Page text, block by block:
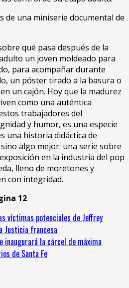
de una miniserie documental de
qué pasa después de la
un joven moldeado para
para acompañar durante
un póster tirado a la basura o
un cajón. Hoy que la madurez
como una auténtica
trabajadores del
y humor, es una especie
una historia didáctica de
algo mejor: una serie sobre
en la industria del pop
lleno de moretones y
con integridad.
12
víctimas potenciales de Jeffrey
Justicia francesa
inaugurará la cárcel de máxima
de Santa Fe